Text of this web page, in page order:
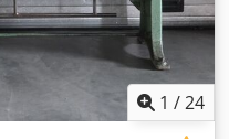
1 /24